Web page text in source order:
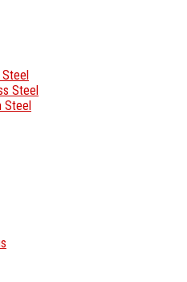
Steel
Steel
Steel